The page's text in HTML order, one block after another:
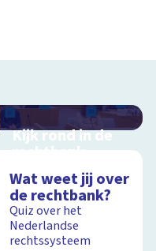
Kijk rond in de
rechtbank
schoolplaat over
rechtspraak in
Nederland
Wat weet jij over
de rechtbank?
Quiz over het
Nederlandse
rechtssysteem